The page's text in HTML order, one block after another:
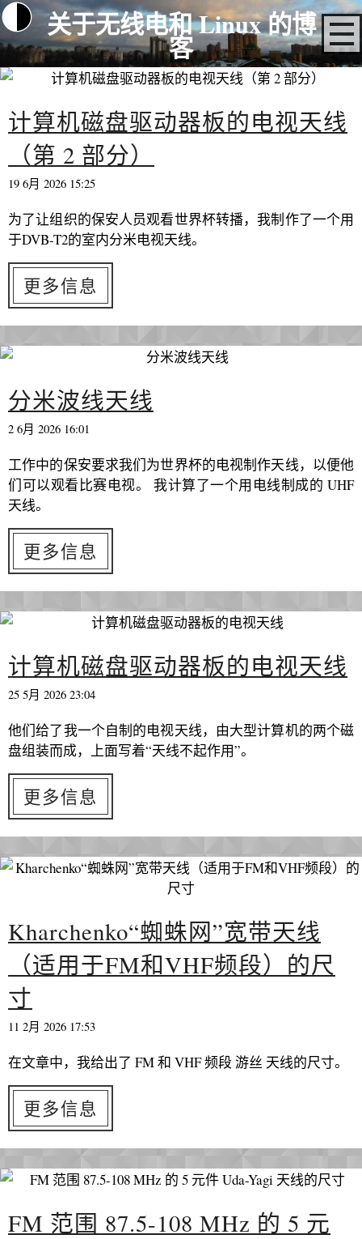
关于无线电和 Linux 的博
客
计算机磁盘驱动器板的电视天线
（第 2 部分）
19 6月 2026 15:25
为了让组织的保安人员观看世界杯转播，我制作了一个用
于DVB-T2的室内分米电视天线。
更多信息
分米波线天线
2 6月 2026 16:01
工作中的保安要求我们为世界杯的电视制作天线，以便他
们可以观看比赛电视。 我计算了一个用电线制成的 UHF
天线。
更多信息
计算机磁盘驱动器板的电视天线
25 5月 2026 23:04
他们给了我一个自制的电视天线，由大型计算机的两个磁
盘组装而成，上面写着“天线不起作用”。
更多信息
Kharchenko“蜘蛛网”宽带天线
（适用于FM和VHF频段）的尺
寸
11 2月 2026 17:53
在文章中，我给出了 FM 和 VHF 频段 游丝 天线的尺寸。
更多信息
FM 范围 87.5-108 MHz 的 5 元